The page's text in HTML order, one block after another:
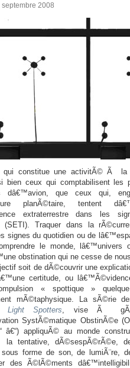
2008
qui constitue une activitÃ© Ã la
bien ceux qui comptabilisent les
dâ€™avion, que ceux qui,
planÃ©taire, tentent
extraterrestre dans les
(SETI). Traquer dans la
signes du quotidien ou de
le monde, lâ€™univers
obstination qui ne cesse de
soit de dÃ©couvrir une
certitude, ou
« spottique »
mÃ©taphysique. La sÃ©rie
Light Spotters, vise Ã
SystÃ©matique ObstinÃ©e
â€“) appliquÃ© au monde
tentative, dÃ©sespÃ©rÃ©e,
forme de son, de lumiÃ¨re,
des Ã©lÃ©ments